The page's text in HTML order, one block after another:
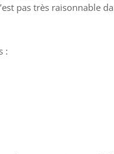
pas très raisonnable
: